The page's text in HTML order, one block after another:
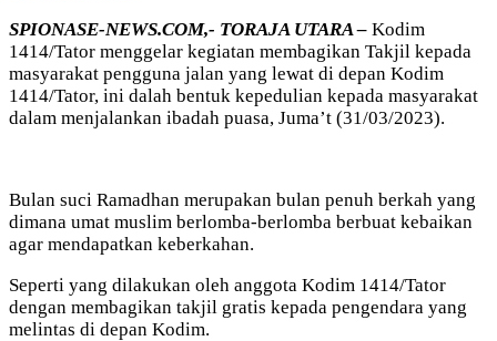
SPIONASE-NEWS.COM,- TORAJA UTARA – Kodim
1414/Tator menggelar kegiatan membagikan Takjil kepada
masyarakat pengguna jalan yang lewat di depan Kodim
1414/Tator, ini dalah bentuk kepedulian kepada masyarakat
dalam menjalankan ibadah puasa, Juma’t (31/03/2023).
Bulan suci Ramadhan merupakan bulan penuh berkah yang
dimana umat muslim berlomba-berlomba berbuat kebaikan
agar mendapatkan keberkahan.
Seperti yang dilakukan oleh anggota Kodim 1414/Tator
dengan membagikan takjil gratis kepada pengendara yang
melintas di depan Kodim.